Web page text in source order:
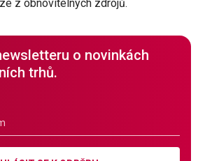
z obnovitelných zdrojů.
o novinkách
trhů.